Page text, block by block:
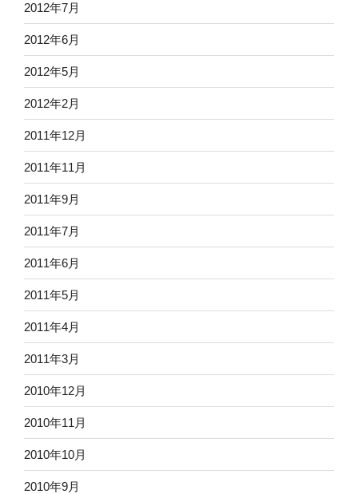
2012年7月
2012年6月
2012年5月
2012年2月
2011年12月
2011年11月
2011年9月
2011年7月
2011年6月
2011年5月
2011年4月
2011年3月
2010年12月
2010年11月
2010年10月
2010年9月